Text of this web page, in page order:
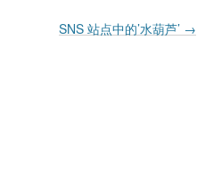
SNS 站点中的’水葫芦’ →